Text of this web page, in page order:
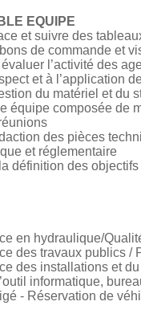
EQUIPE
et suivre des
de commande et
l’activité des
et à l’application
du matériel et du
équipe composée de
des pièces
et réglementaire
définition des
en hydraulique/
des travaux publics /
des installations et
informatique,
- Réservation de